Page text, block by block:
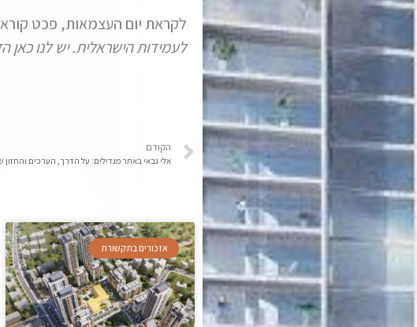
לקראת יום העצמאות, פכט
לעמידות הישראלית. יש לנו כאן
הקודם
אלי גבאי באתר מגדילים: על הדרך, הערכים והחזון
אזכורים בתקשורת